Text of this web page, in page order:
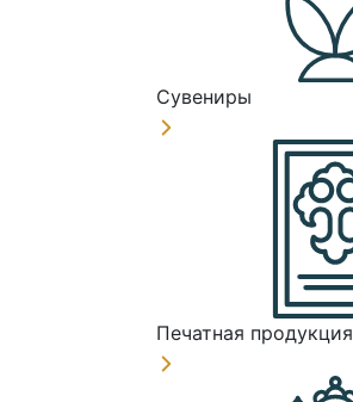
Сувениры
Печатная продукция